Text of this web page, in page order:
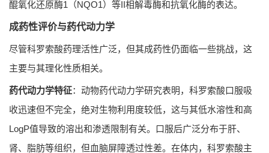
醌氧化还原酶1（NQO1）等II相解毒酶和抗氧化酶的表达。
成药性评价与药代动力学
尽管科罗索酸药理活性广泛，但其成药性仍面临一些挑战，这
主要与其理化性质相关。
药代动力学特征：动物药代动力学研究表明，科罗索酸口服吸
收迅速但不完全，绝对生物利用度较低，这与其低水溶性和高
LogP值导致的溶出和渗透限制有关。口服后广泛分布于肝、
肾、脂肪等组织，但血脑屏障透过性差。在体内，科罗索酸主